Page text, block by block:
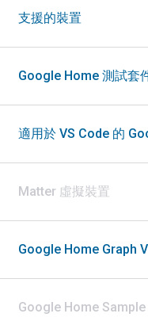
支援的裝置
Google Home 測試套
適用於 VS Code 的
Matter 虛擬裝置
Google Home Graph
Google Home